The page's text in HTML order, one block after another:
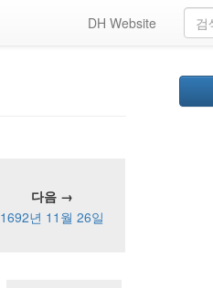
DH Website
다음 →
1692년 11월 26일